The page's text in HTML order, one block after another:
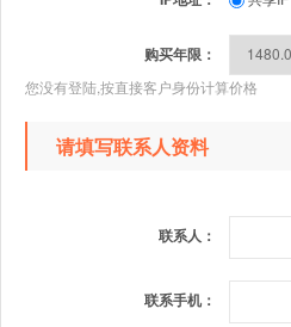
购买年限：
您没有登陆,按直接客户身份计算价格
请填写联系人资料
联系人：
联系手机：